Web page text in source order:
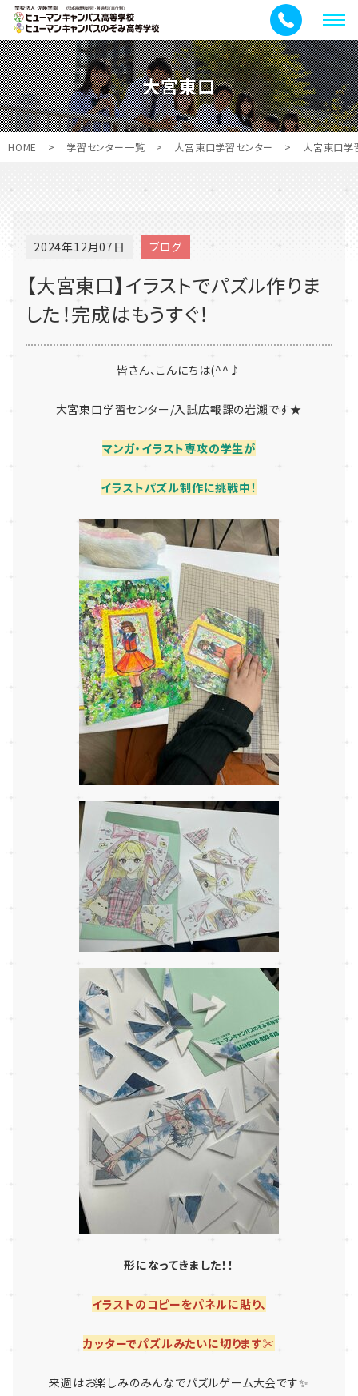
メ
ニ
ュ
ー
大宮東口
HOME > 学習センター一覧 > 大宮東口学習センター > 大宮東口学
2024年12月07日 ブログ
【大宮東口】イラストでパズル作りま
した！完成はもうすぐ！
皆さん、こんにちは(^^♪
大宮東口学習センター/入試広報課の岩瀨です★
マンガ・イラスト専攻の学生が
イラストパズル制作に挑戦中！
形になってきました！！
イラストのコピーをパネルに貼り、
カッターでパズルみたいに切ります✂️
来週はお楽しみのみんなでパズルゲーム大会です✨